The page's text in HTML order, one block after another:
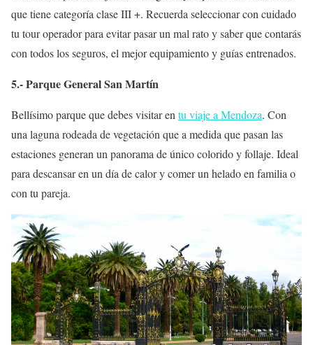
que tiene categoría clase III +. Recuerda seleccionar con cuidado
tu tour operador para evitar pasar un mal rato y saber que contarás
con todos los seguros, el mejor equipamiento y guías entrenados.
5.- Parque General San Martín
Bellísimo parque que debes visitar entu viaje a Mendoza. Con
una laguna rodeada de vegetación que a medida que pasan las
estaciones generan un panorama de único colorido y follaje. Ideal
para descansar en un día de calor y comer un helado en familia o
con tu pareja.